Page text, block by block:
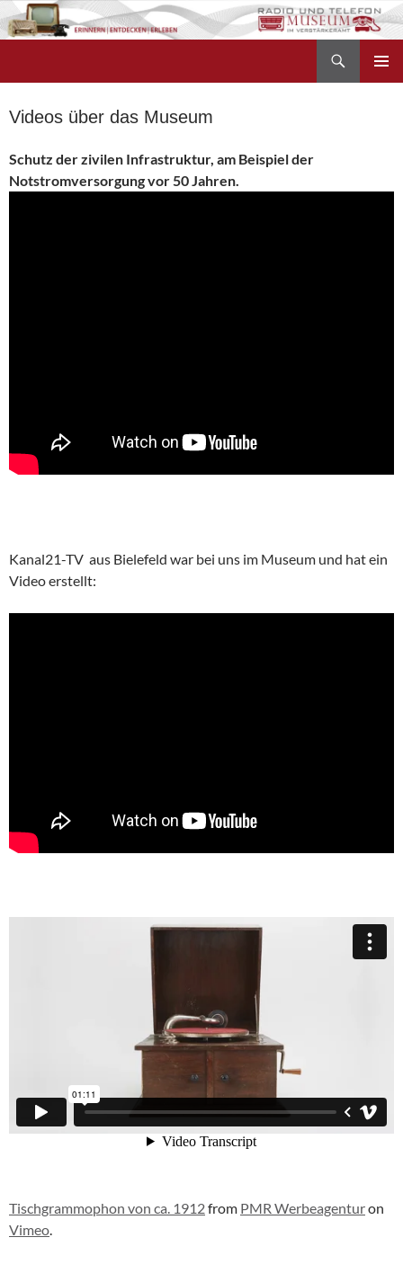
Zum
Inhalt
Videos über das Museum
Schutz der zivilen Infrastruktur, am Beispiel der
Notstromversorgung vor 50 Jahren.
Kanal21-TV aus Bielefeld war bei uns im Museum und hat ein
Video erstellt:
Tischgrammophon von ca. 1912from PMR Werbeagenturon
Vimeo.